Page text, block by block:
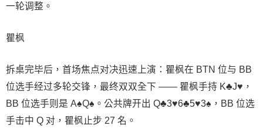
一轮调整。
瞿枫
拆桌完毕后，首场焦点对决迅速上演：瞿枫在 BTN 位与 BB
位选手经过多轮交锋，最终双双全下 —— 瞿枫手持 K♣J♥，
BB 位选手则是 A♠Q♠。公共牌开出 Q♣3♥6♣5♥3♠，BB 位选
手击中 Q 对，瞿枫止步 27 名。